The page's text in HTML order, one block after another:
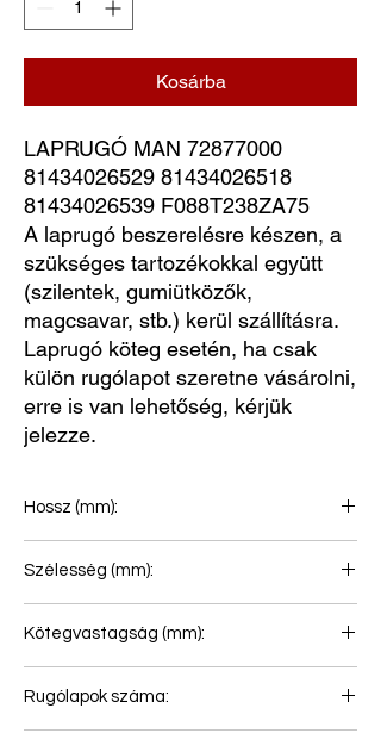
Kosárba
LAPRUGÓ MAN 72877000
81434026529 81434026518
81434026539 F088T238ZA75
A laprugó beszerelésre készen, a
szükséges tartozékokkal együtt
(szilentek, gumiütközők,
magcsavar, stb.) kerül szállításra.
Laprugó köteg esetén, ha csak
külön rugólapot szeretne vásárolni,
erre is van lehetőség, kérjük
jelezze.
Hossz (mm):
Szélesség (mm):
Kötegvastagság (mm):
Rugólapok száma: